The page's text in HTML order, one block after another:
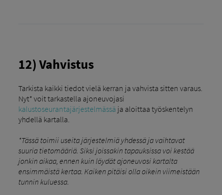
12) Vahvistus
Tarkista kaikki tiedot vielä kerran ja vahvista sitten varaus.
Nyt* voit tarkastella ajoneuvojasi
kalustoseurantajärjestelmässä ja aloittaa työskentelyn
yhdellä kartalla.
*Tässä toimii useita järjestelmiä yhdessä ja vaihtavat
suuria tietomääriä. Siksi joissakin tapauksissa voi kestää
jonkin aikaa, ennen kuin löydät ajoneuvosi kartalta
ensimmäistä kertaa. Kaiken pitäisi olla oikein viimeistään
tunnin kuluessa.